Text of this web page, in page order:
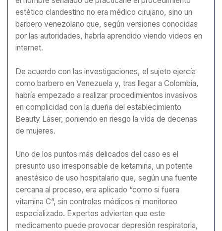
estético clandestino no era médico cirujano, sino un
barbero venezolano que, según versiones conocidas
por las autoridades, habría aprendido viendo videos en
internet.
De acuerdo con las investigaciones, el sujeto ejercía
como barbero en Venezuela y, tras llegar a Colombia,
habría empezado a realizar procedimientos invasivos
en complicidad con la dueña del establecimiento
Beauty Láser, poniendo en riesgo la vida de decenas
de mujeres.
Uno de los puntos más delicados del caso es el
presunto uso irresponsable de ketamina, un potente
anestésico de uso hospitalario que, según una fuente
cercana al proceso, era aplicado “como si fuera
vitamina C”, sin controles médicos ni monitoreo
especializado. Expertos advierten que este
medicamento puede provocar depresión respiratoria,